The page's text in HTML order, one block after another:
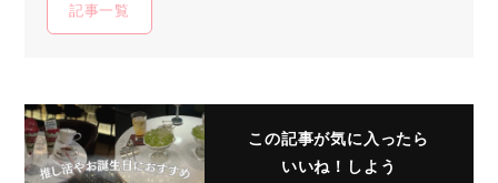
記事一覧
この記事が気に入ったら
いいね！しよう